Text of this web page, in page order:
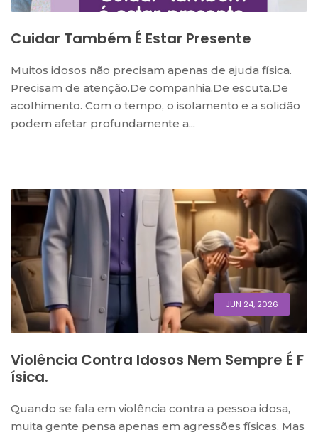
Cuidar Também É Estar Presente
Muitos idosos não precisam apenas de ajuda física.
Precisam de atenção.De companhia.De escuta.De
acolhimento. Com o tempo, o isolamento e a solidão
podem afetar profundamente a...
JUN 24, 2026
Violência Contra Idosos Nem Sempre É F
Ísica.
Quando se fala em violência contra a pessoa idosa,
muita gente pensa apenas em agressões físicas. Mas